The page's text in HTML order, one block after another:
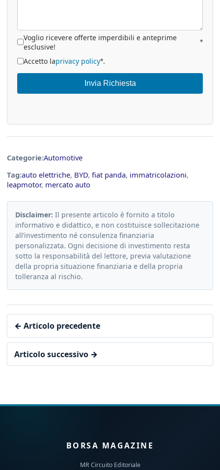
Voglio ricevere offerte imperdibili e anteprime
esclusive!
*
Accetto laprivacy policy*.
Invia Richiesta
Categorie:Automotive
Tag:auto elettriche, BYD, fiat panda, immatricolazioni,
leapmotor, mercato auto
Disclaimer: Il presente articolo è fornito a titolo
informativo e didattico, e non costituisce sollecitazione
all’investimento né consulenza finanziaria
personalizzata. Ogni decisione di investimento resta
sotto la responsabilità del lettore, previa valutazione
della propria situazione finanziaria e della propria
tolleranza al rischio.
← Articolo precedente
Articolo successivo →
BORSA MAGAZINE
MR Circuito Editoriale